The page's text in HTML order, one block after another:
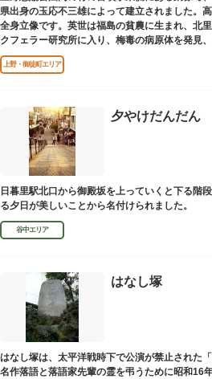
県出身の玉応不三雄によって建立されました。
全身立像です。英世は福島の貧農に生まれ、北
クフェラー研究所に入り、梅毒の病原体を発見
感染して、死去しました。
上野・御徒町エリア
夕やけだんだん
日暮里駅北口から御殿坂を上っていくと下る階
る夕日が美しいことから名付けられました。
谷中エリア
はなし塚
はなし塚は、太平洋戦時下で公演が禁止された
名作落語と落語家先輩の霊を弔うために昭和16